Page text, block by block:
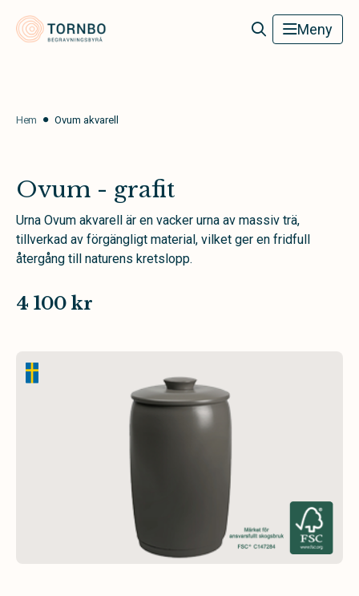
Tornbo Begravningsbyrå Meny
Hem Ovum akvarell
Ovum - grafit
Urna Ovum akvarell är en vacker urna av massiv trä,
tillverkad av förgängligt material, vilket ger en fridfull
återgång till naturens kretslopp.
4 100 kr